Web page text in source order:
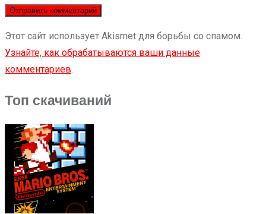
Этот сайт использует Akismet для борьбы со спамом.
Узнайте, как обрабатываются ваши данные
комментариев.
Топ скачиваний